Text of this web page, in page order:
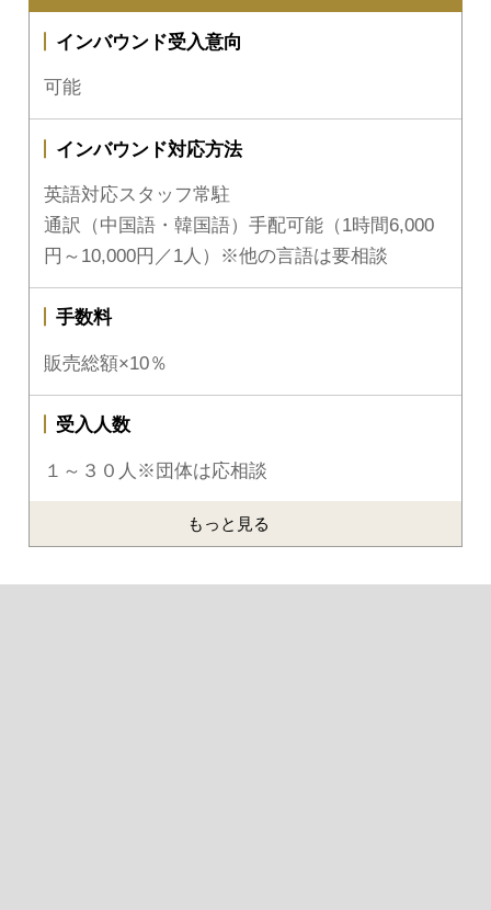
インバウンド受入意向
可能
インバウンド対応方法
英語対応スタッフ常駐
通訳（中国語・韓国語）手配可能（1時間6,000
円～10,000円／1人）※他の言語は要相談
手数料
販売総額×10％
受入人数
１～３０人※団体は応相談
もっと見る